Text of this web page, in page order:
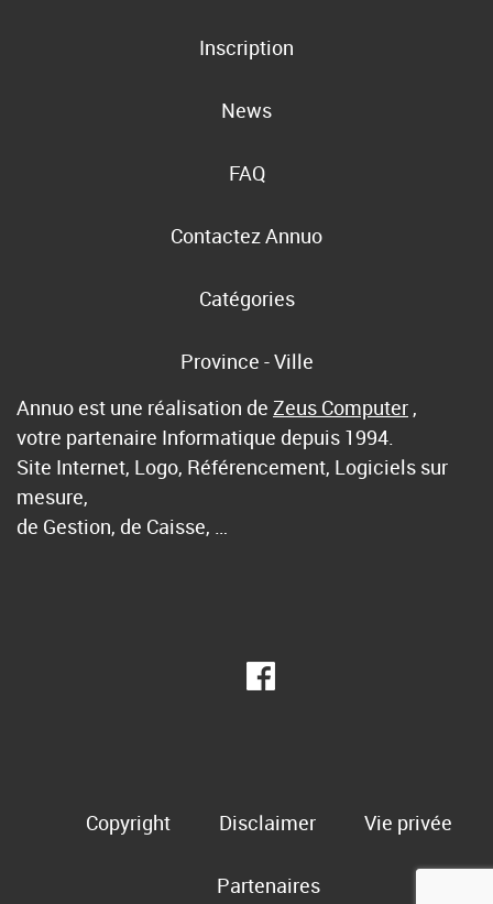
Inscription
News
FAQ
Contactez Annuo
Catégories
Province - Ville
Annuo est une réalisation de Zeus Computer ,
votre partenaire Informatique depuis 1994.
Site Internet, Logo, Référencement, Logiciels sur
mesure,
de Gestion, de Caisse, …
Copyright Disclaimer Vie privée
Partenaires